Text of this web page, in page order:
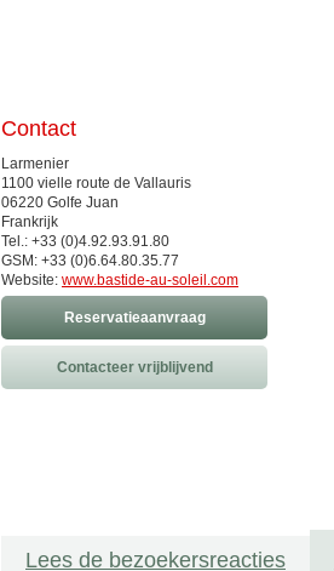
Contact
Larmenier
1100 vielle route de Vallauris
06220 Golfe Juan
Frankrijk
Tel.: +33 (0)4.92.93.91.80
GSM: +33 (0)6.64.80.35.77
Website: www.bastide-au-soleil.com
Reservatieaanvraag
Contacteer vrijblijvend
Lees de bezoekersreacties